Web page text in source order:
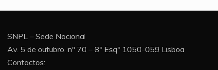
SNPL – Sede Nacional
Av. 5 de outubro, nº 70 – 8º Esqº 1050-059 Lisboa
Contactos: